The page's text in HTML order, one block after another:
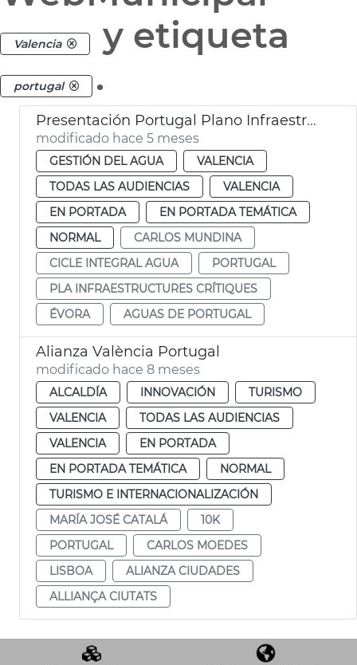
Valencia y etiqueta
portugal .
Presentación Portugal Plano Infraestructuras Críticas 2026-2031 València
modificado hace 5 meses
GESTIÓN DEL AGUA
VALENCIA
TODAS LAS AUDIENCIAS
VALENCIA
EN PORTADA
EN PORTADA TEMÁTICA
NORMAL
CARLOS MUNDINA
CICLE INTEGRAL AGUA
PORTUGAL
PLA INFRAESTRUCTURES CRÍTIQUES
ÉVORA
AGUAS DE PORTUGAL
Alianza València Portugal
modificado hace 8 meses
ALCALDÍA INNOVACIÓN
TURISMO
VALENCIA
TODAS LAS AUDIENCIAS
VALENCIA
EN PORTADA
EN PORTADA TEMÁTICA
NORMAL
TURISMO E INTERNACIONALIZACIÓN
MARÍA JOSÉ CATALÁ
10K
PORTUGAL
CARLOS MOEDES
LISBOA
ALIANZA CIUDADES
ALLIANÇA CIUTATS